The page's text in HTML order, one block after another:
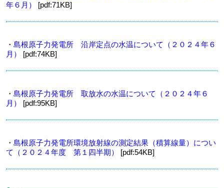
年６月）
[pdf:71KB]
・ 島根原子力発電所 沿岸定点の水温について（２０２４年６
月）
[pdf:74KB]
・ 島根原子力発電所 取放水の水温について（２０２４年６
月）
[pdf:95KB]
・ 島根原子力発電所環境放射線の測定結果（積算線量）につい
て（２０２４年度 第１四半期）
[pdf:54KB]